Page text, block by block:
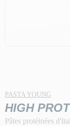
PASTA YOUNG
HIGH
Pâtes protéinées